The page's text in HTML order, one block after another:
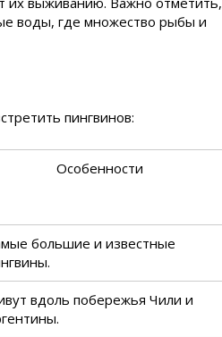
воды, где множество рыбы и
пингвинов:
Особенности
большие и известные
вдоль побережья Чили и